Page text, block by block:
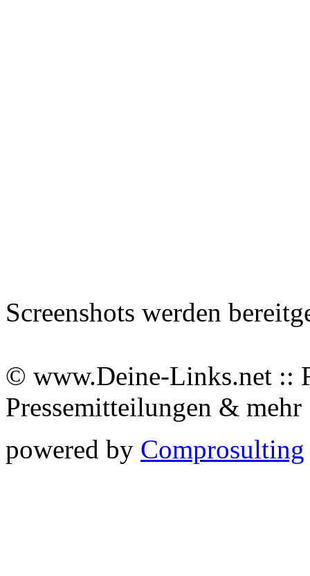
Screenshots werden
© www.Deine-Links.net ::
Pressemitteilungen &
powered by Comprosulting